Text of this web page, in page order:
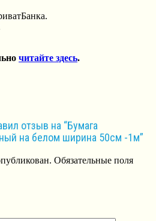
читайте здесь.
отзыв на “Бумага
на белом ширина 50см -1м”
Обязательные поля